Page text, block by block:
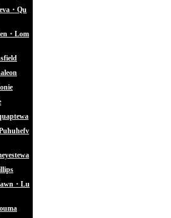
・Qu
・Lom
・Lu